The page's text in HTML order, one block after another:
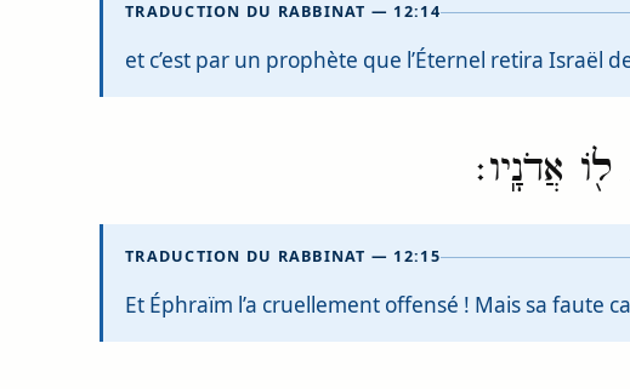
TRADUCTION DU RABBINAT — 12:14
et c’est par un prophète que l’Éternel retira Israël
אֲדֹנָֽיו׃
TRADUCTION DU RABBINAT — 12:15
Et Éphraïm l’a cruellement offensé ! Mais sa faute